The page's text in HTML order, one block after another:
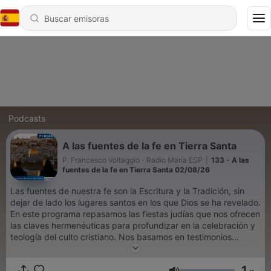
Podcasts
A las fuentes de la fe en Tierra Santa
P. Francesco Voltaggio - Radio María ESP
133 - A las
fuentes de la fe en Tierra Santa 02/08/26
Las fuentes de nuestra fe son la Escritura y la Tradición, sin
dejar de lado los lugares santos en los que Dios se ha revelado.
En este programa repasamos las fiestas judías que nos ofrecen
las claves hermenéuticas para profundizar en la celebración y
teología del culto cristiano. Nos basamos en testimonios
literarios y arqueológicos, los Padres de la Iglesia y la liturgia